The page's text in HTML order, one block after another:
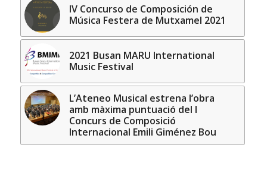
IV Concurso de Composición de
Música Festera de Mutxamel 2021
2021 Busan MARU International
Music Festival
L’Ateneo Musical estrena l’obra
amb màxima puntuació del I
Concurs de Composició
Internacional Emili Giménez Bou